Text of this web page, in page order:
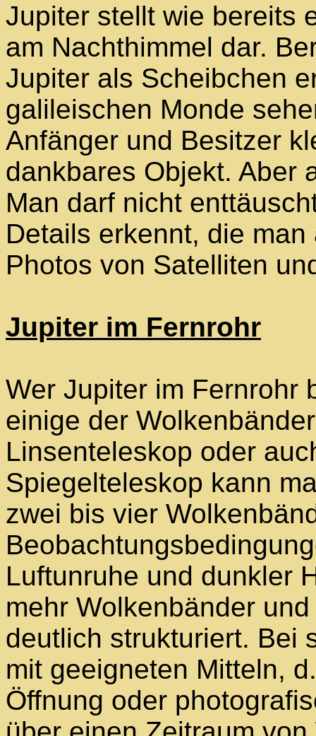
Jupiter stellt wie bereits
am Nachthimmel dar.
Jupiter als Scheibchen
galileischen Monde
Anfänger und Besitzer
dankbares Objekt. Aber
Man darf nicht
Details erkennt, die
Photos von Satelliten
Jupiter im Fernrohr
Wer Jupiter im Fernrohr
einige der
Linsenteleskop oder
Spiegelteleskop kann
zwei bis vier
Luftunruhe und dunkler
mehr Wolkenbänder
deutlich strukturiert. Bei
mit geeigneten Mitteln,
Öffnung oder